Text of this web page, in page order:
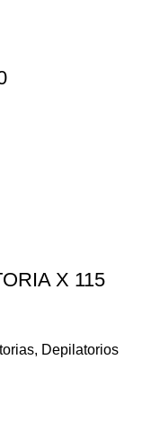
X 115
, Depilatorios